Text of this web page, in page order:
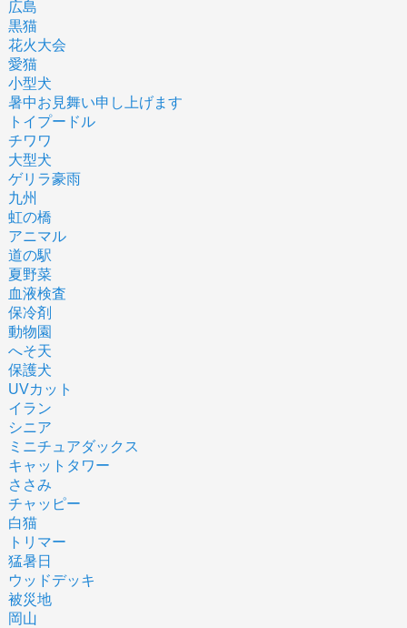
広島
黒猫
花火大会
愛猫
小型犬
暑中お見舞い申し上げます
トイプードル
チワワ
大型犬
ゲリラ豪雨
九州
虹の橋
アニマル
道の駅
夏野菜
血液検査
保冷剤
動物園
へそ天
保護犬
UVカット
イラン
シニア
ミニチュアダックス
キャットタワー
ささみ
チャッピー
白猫
トリマー
猛暑日
ウッドデッキ
被災地
岡山